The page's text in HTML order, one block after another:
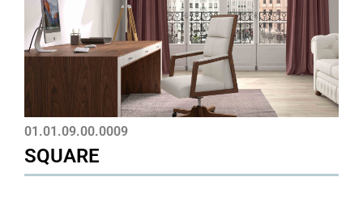
01.01.09.00.0009
SQUARE